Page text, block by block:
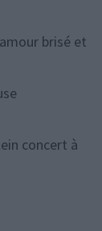
brisé et
concert à